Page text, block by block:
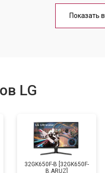
Показать
LG
32GK650F-B [32GK650F-
B.ARUZ]